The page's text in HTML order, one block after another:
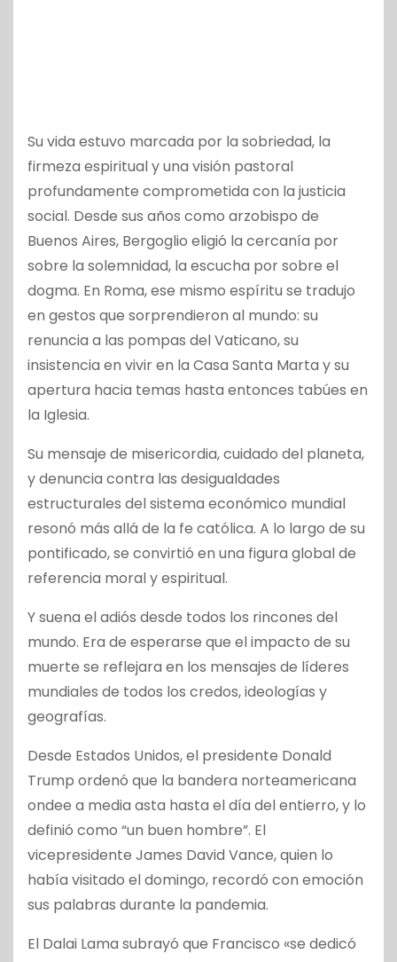
Su vida estuvo marcada por la sobriedad, la
firmeza espiritual y una visión pastoral
profundamente comprometida con la justicia
social. Desde sus años como arzobispo de
Buenos Aires, Bergoglio eligió la cercanía por
sobre la solemnidad, la escucha por sobre el
dogma. En Roma, ese mismo espíritu se tradujo
en gestos que sorprendieron al mundo: su
renuncia a las pompas del Vaticano, su
insistencia en vivir en la Casa Santa Marta y su
apertura hacia temas hasta entonces tabúes en
la Iglesia.
Su mensaje de misericordia, cuidado del planeta,
y denuncia contra las desigualdades
estructurales del sistema económico mundial
resonó más allá de la fe católica. A lo largo de su
pontificado, se convirtió en una figura global de
referencia moral y espiritual.
Y suena el adiós desde todos los rincones del
mundo. Era de esperarse que el impacto de su
muerte se reflejara en los mensajes de líderes
mundiales de todos los credos, ideologías y
geografías.
Desde Estados Unidos, el presidente Donald
Trump ordenó que la bandera norteamericana
ondee a media asta hasta el día del entierro, y lo
definió como “un buen hombre”. El
vicepresidente James David Vance, quien lo
había visitado el domingo, recordó con emoción
sus palabras durante la pandemia.
El Dalai Lama subrayó que Francisco «se dedicó